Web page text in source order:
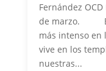
Fernández
de marzo. El
más intenso en
vive en los
nuestras...